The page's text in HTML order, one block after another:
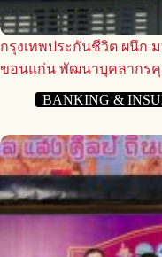
กรุงเทพประกันชีวิต ผนึก
ขอนแก่น พัฒนาบุคลากร
BANKING &